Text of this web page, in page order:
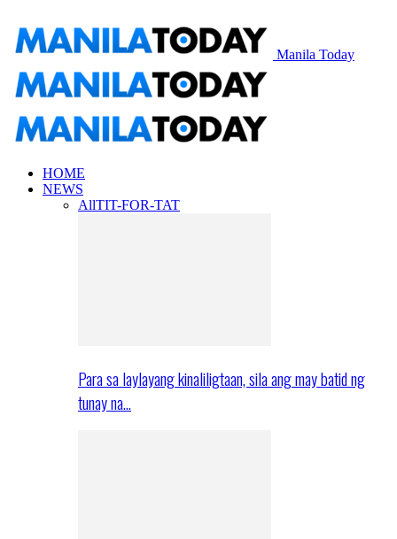
Manila Today
HOME
NEWS
AllTIT-FOR-TAT
Para sa laylayang kinaliligtaan, sila ang may batid ng
tunay na…